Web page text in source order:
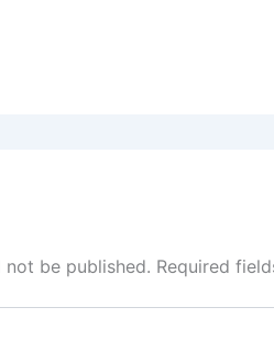
be published. Required